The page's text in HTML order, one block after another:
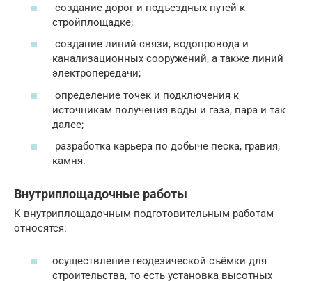
создание дорог и подъездных путей к
стройплощадке;
создание линий связи, водопровода и
канализационных сооружений, а также линий
электропередачи;
определение точек и подключения к
источникам получения воды и газа, пара и так
далее;
разработка карьера по добыче песка, гравия,
камня.
Внутриплощадочные работы
К внутриплощадочным подготовительным работам
относятся:
осуществление геодезической съёмки для
строительства, то есть установка высотных